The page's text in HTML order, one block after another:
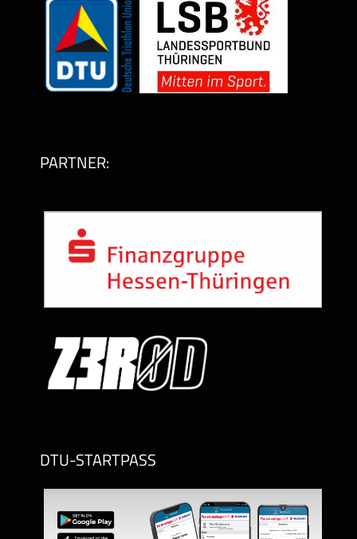
PARTNER:
DTU-STARTPASS